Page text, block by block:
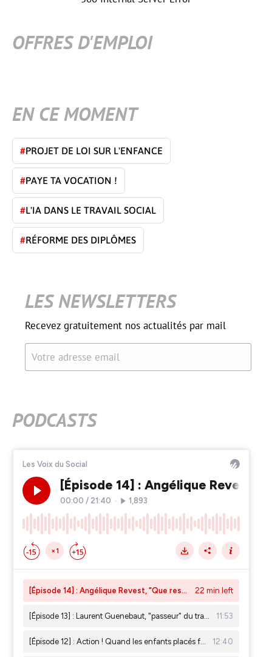
OFFRES D'EMPLOI
EN CE MOMENT
#PROJET DE LOI SUR L'ENFANCE
#PAYE TA VOCATION !
#L'IA DANS LE TRAVAIL SOCIAL
#RÉFORME DES DIPLÔMES
LES NEWSLETTERS
Recevez gratuitement nos actualités par mail
Votre adresse email
PODCASTS